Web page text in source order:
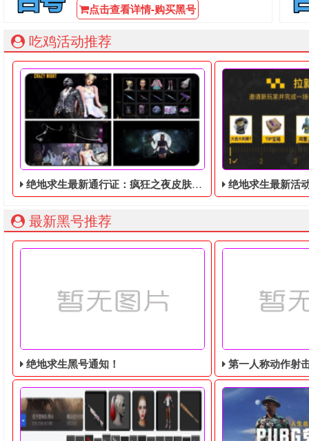
点击查看详情-购买黑号
吃鸡活动推荐
绝地求生最新通行证：疯狂之夜皮肤暴露！将于9月8日推出！ 绝地求生最新活动！邀
最新黑号推荐
绝地求生黑号通知！ 第一人称动作射击游戏《绝地